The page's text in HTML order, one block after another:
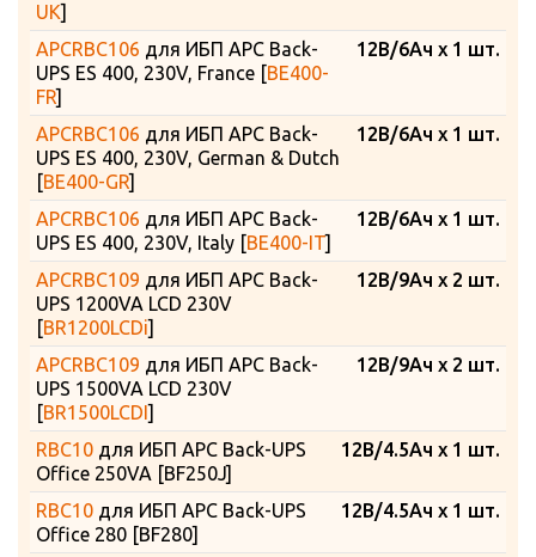
UK]
12В/6Ач x 1 шт.
APCRBC106 для ИБП APC Back-
UPS ES 400, 230V, France [BE400-
FR]
12В/6Ач x 1 шт.
APCRBC106 для ИБП APC Back-
UPS ES 400, 230V, German & Dutch
[BE400-GR]
12В/6Ач x 1 шт.
APCRBC106 для ИБП APC Back-
UPS ES 400, 230V, Italy [BE400-IT]
12В/9Ач x 2 шт.
APCRBC109 для ИБП APC Back-
UPS 1200VA LCD 230V
[BR1200LCDi]
12В/9Ач x 2 шт.
APCRBC109 для ИБП APC Back-
UPS 1500VA LCD 230V
[BR1500LCDI]
12В/4.5Ач x 1 шт.
RBC10 для ИБП APC Back-UPS
Office 250VA [BF250J]
12В/4.5Ач x 1 шт.
RBC10 для ИБП APC Back-UPS
Office 280 [BF280]